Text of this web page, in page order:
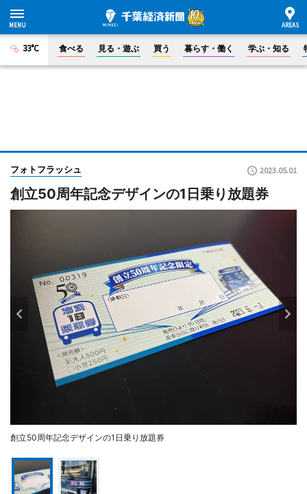
33°C 食べる 見る・遊ぶ 買う 暮らす・働く 学ぶ・知る
フォトフラッシュ 2023.05.01
創立50周年記念デザインの1日乗り放題券
創立50周年記念デザインの1日乗り放題券